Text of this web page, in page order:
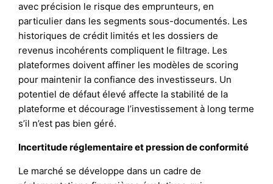
avec précision le risque des emprunteurs, en
particulier dans les segments sous-documentés. Les
historiques de crédit limités et les dossiers de
revenus incohérents compliquent le filtrage. Les
plateformes doivent affiner les modèles de scoring
pour maintenir la confiance des investisseurs. Un
potentiel de défaut élevé affecte la stabilité de la
plateforme et décourage l’investissement à long terme
s’il n’est pas bien géré.
Incertitude réglementaire et pression de conformité
Le marché se développe dans un cadre de